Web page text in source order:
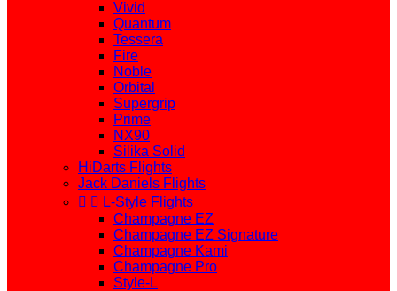
Vivid
Quantum
Tessera
Fire
Noble
Orbital
Supergrip
Prime
NX90
Silika Solid
HiDarts Flights
Jack Daniels Flights
  L-Style Flights
Champagne EZ
Champagne EZ Signature
Champagne Kami
Champagne Pro
Style-L